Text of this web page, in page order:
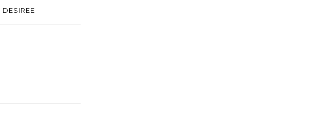
DESIREE